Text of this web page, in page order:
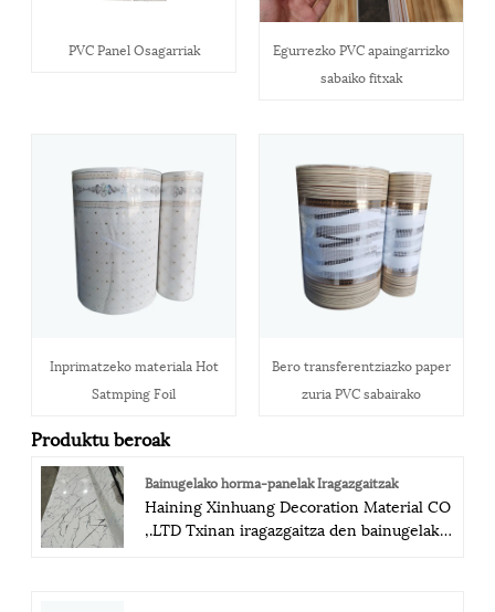
PVC Panel Osagarriak
Egurrezko PVC apaingarrizko
sabaiko fitxak
Inprimatzeko materiala Hot
Satmping Foil
Bero transferentziazko paper
zuria PVC sabairako
Produktu beroak
Bainugelako horma-panelak Iragazgaitzak
Haining Xinhuang Decoration Material CO
,.LTD Txinan iragazgaitza den bainugelako